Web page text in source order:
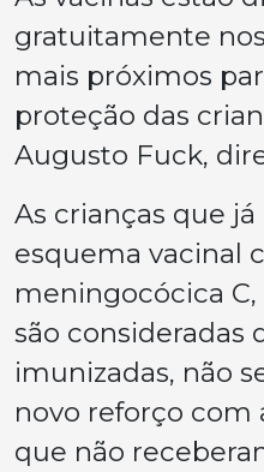
gratuitamente
mais próximos
proteção das
Augusto Fuck,
As crianças que
esquema vacinal
meningocócica
são consideradas
imunizadas, não
novo reforço com
que não